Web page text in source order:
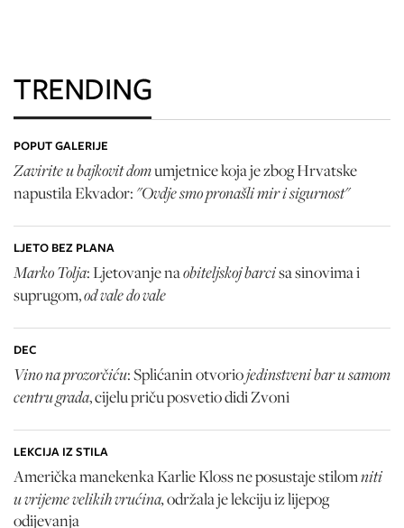
TRENDING
POPUT GALERIJE
Zavirite u bajkovit domumjetnice koja je zbog Hrvatske
napustila Ekvador: "Ovdje smo pronašli mir i sigurnost"
LJETO BEZ PLANA
Marko Tolja: Ljetovanje naobiteljskoj barcisa sinovima i
suprugom,od vale do vale
DEC
Vino na prozorčiću: Splićanin otvoriojedinstveni bar u samom
centru grada, cijelu priču posvetio didi Zvoni
LEKCIJA IZ STILA
Američka manekenka Karlie Kloss ne posustaje stilomniti
u vrijeme velikih vrućina,održala je lekciju iz lijepog
odijevanja